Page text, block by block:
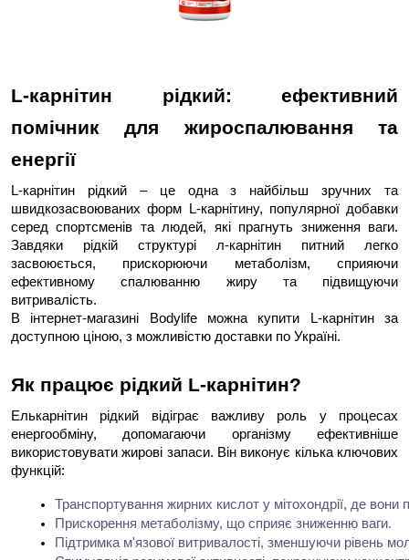
L-карнітин рідкий: ефективний
помічник для жироспалювання та
енергії
L-карнітин рідкий – це одна з найбільш зручних та
швидкозасвоюваних форм L-карнітину, популярної добавки
серед спортсменів та людей, які прагнуть зниження ваги.
Завдяки рідкій структурі л-карнітин питний легко
засвоюється, прискорюючи метаболізм, сприяючи
ефективному спалюванню жиру та підвищуючи
витривалість.
В інтернет-магазині Bodylife можна купити L-карнітин за
доступною ціною, з можливістю доставки по Україні.
Як працює рідкий L-карнітин?
Елькарнітин рідкий відіграє важливу роль у процесах
енергообміну, допомагаючи організму ефективніше
використовувати жирові запаси. Він виконує кілька ключових
функцій:
Транспортування жирних кислот у мітохондрії, де вони
Прискорення метаболізму, що сприяє зниженню ваги.
Підтримка м'язової витривалості, зменшуючи рівень